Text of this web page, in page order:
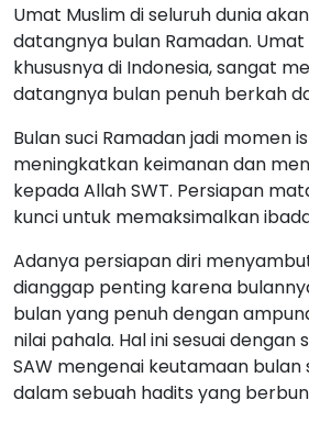
Umat Muslim di seluruh dunia
datangnya bulan Ramadan. Umat
khususnya di Indonesia, sangat
datangnya bulan penuh berkah
Bulan suci Ramadan jadi momen
meningkatkan keimanan dan
kepada Allah SWT. Persiapan
kunci untuk memaksimalkan
Adanya persiapan diri
dianggap penting karena
bulan yang penuh dengan
nilai pahala. Hal ini sesuai dengan
SAW mengenai keutamaan bulan
dalam sebuah hadits yang